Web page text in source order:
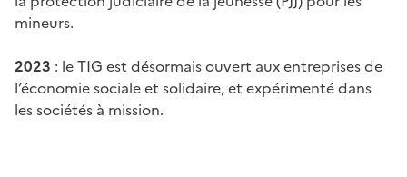
mineurs.
2023 : le TIG est désormais ouvert aux entreprises de
l’économie sociale et solidaire, et expérimenté dans
les sociétés à mission.